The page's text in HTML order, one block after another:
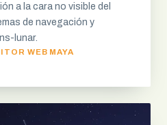
a la cara no visible del
de navegación y
lunar.
WEB MAYA